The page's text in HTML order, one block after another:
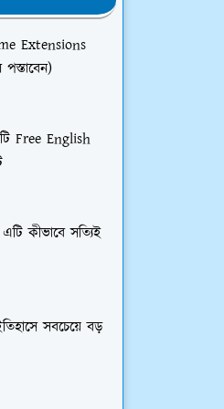
Extensions
Free English
কীভাবে সত্যিই
সবচেয়ে বড়